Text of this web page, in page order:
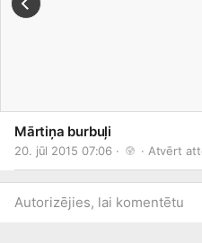
Mārtiņa burbuļi
20. jūl 2015 07:06 · · Atvērt
Autorizējies, lai komentētu